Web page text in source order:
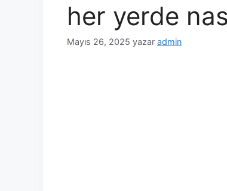
her yerde
Mayıs 26, 2025 yazar admin